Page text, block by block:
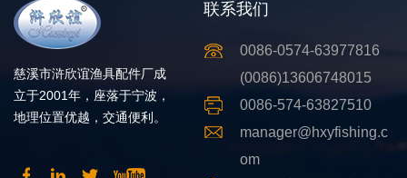
慈溪市浒欣谊渔具配件厂成
立于2001年，座落于宁波，
地理位置优越，交通便利。
联系我们
0086-0574-63977816
(0086)13606748015
0086-574-63827510
manager@hxyfishing.c
om